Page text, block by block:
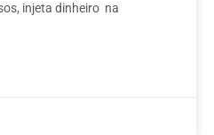
injeta dinheiro na